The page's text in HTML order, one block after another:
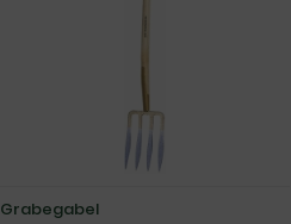
Grabegabel